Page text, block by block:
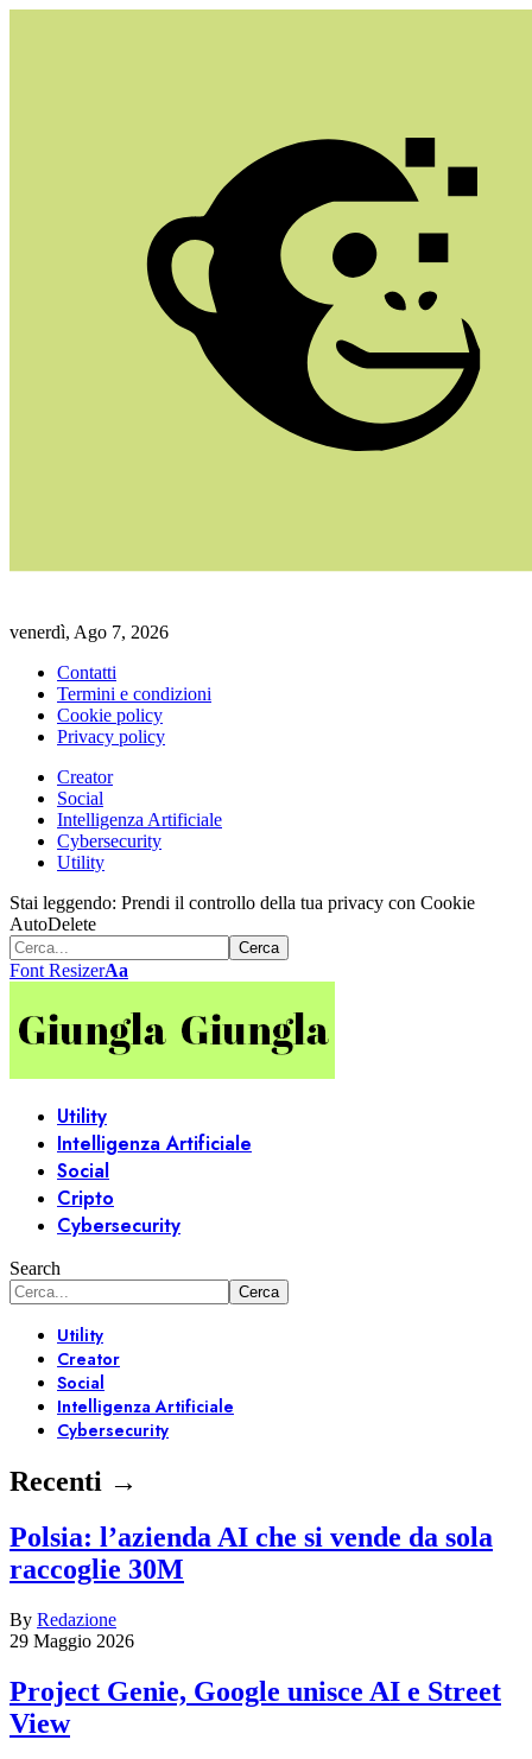
venerdì, Ago 7, 2026
Contatti
Termini e condizioni
Cookie policy
Privacy policy
Creator
Social
Intelligenza Artificiale
Cybersecurity
Utility
Stai leggendo: Prendi il controllo della tua privacy con Cookie
AutoDelete
Font ResizerAa
Utility
Intelligenza Artificiale
Social
Cripto
Cybersecurity
Search
Utility
Creator
Social
Intelligenza Artificiale
Cybersecurity
Recenti →
Polsia: l’azienda AI che si vende da sola
raccoglie 30M
By Redazione
29 Maggio 2026
Project Genie, Google unisce AI e Street
View